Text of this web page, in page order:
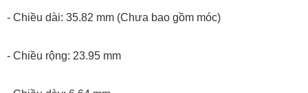
- Chiều dài: 35.82 mm (Chưa bao gồm móc)
- Chiều rộng: 23.95 mm